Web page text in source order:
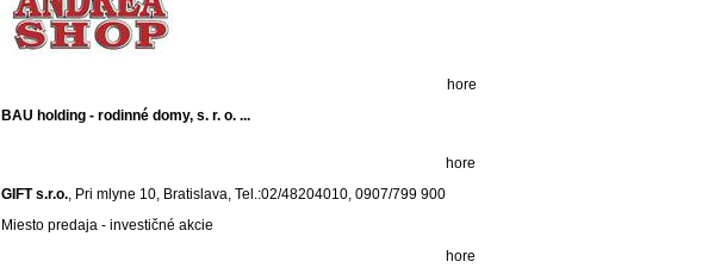
hore
BAU holding - rodinné domy, s. r. o. ...
hore
GIFT s.r.o., Pri mlyne 10, Bratislava, Tel.:02/48204010, 0907/799 900
Miesto predaja - investičné akcie
hore